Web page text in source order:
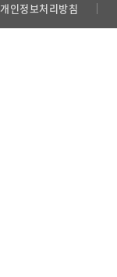
개인정보처리방침